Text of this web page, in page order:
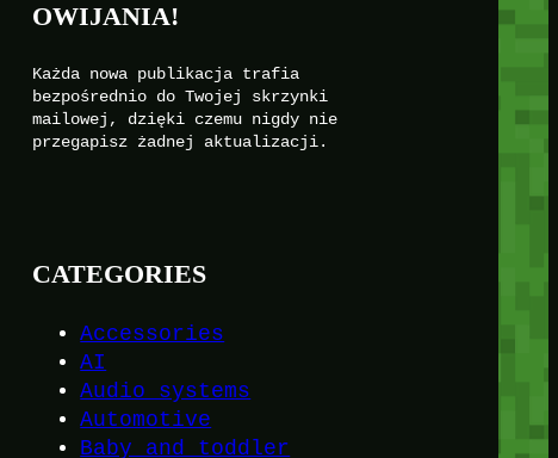
OWIJANIA!
Każda nowa publikacja trafia
bezpośrednio do Twojej skrzynki
mailowej, dzięki czemu nigdy nie
przegapisz żadnej aktualizacji.
CATEGORIES
Accessories
AI
Audio systems
Automotive
Baby and toddler